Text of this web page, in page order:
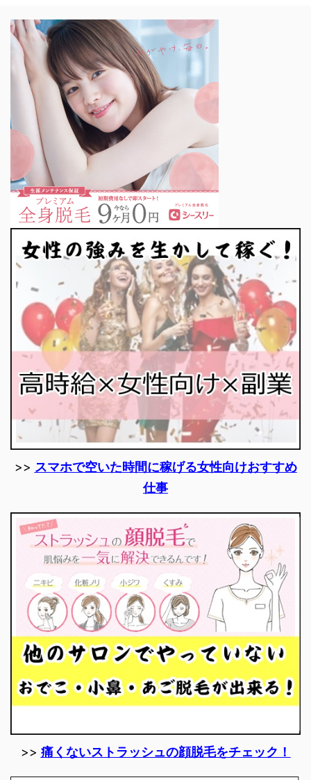
>> スマホで空いた時間に稼げる女性向けおすすめ
仕事
>> 痛くないストラッシュの顔脱毛をチェック！